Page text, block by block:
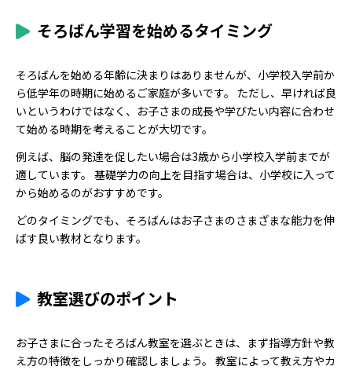
そろばん学習を始めるタイミング
そろばんを始める年齢に決まりはありませんが、小学校入学前か
ら低学年の時期に始めるご家庭が多いです。 ただし、早ければ良
いというわけではなく、お子さまの成長や学びたい内容に合わせ
て始める時期を考えることが大切です。
例えば、脳の発達を促したい場合は3歳から小学校入学前までが
適しています。 基礎学力の向上を目指す場合は、小学校に入って
から始めるのがおすすめです。
どのタイミングでも、そろばんはお子さまのさまざまな能力を伸
ばす良い教材となります。
教室選びのポイント
お子さまに合ったそろばん教室を選ぶときは、まず指導方針や教
え方の特徴をしっかり確認しましょう。 教室によって教え方やカ